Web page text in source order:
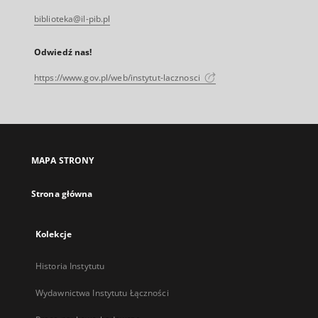
biblioteka@il-pib.pl
Odwiedź nas!
https://www.gov.pl/web/instytut-lacznosci
MAPA STRONY
Strona główna
Kolekcje
Historia Instytutu
Wydawnictwa Instytutu Łączności